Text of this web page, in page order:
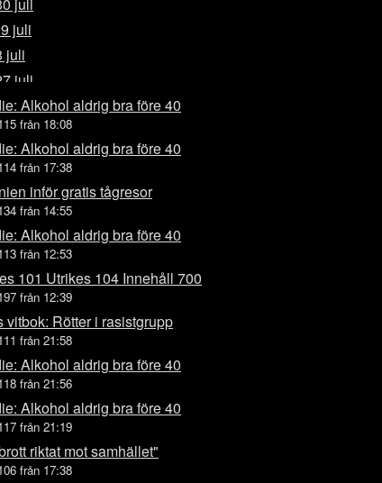
juli
juli
juli
juli
juli
juli
juli
juli
juli
juli
juli
juli
juli
juli
juli
juli
juli
juli
Alkohol aldrig bra före 40
från 18:08
Alkohol aldrig bra före 40
från 17:38
inför gratis tågresor
från 14:55
Alkohol aldrig bra före 40
från 12:53
101 Utrikes 104 Innehåll 700
från 12:39
vitbok: Rötter i rasistgrupp
från 21:58
Alkohol aldrig bra före 40
från 21:56
Alkohol aldrig bra före 40
från 21:19
riktat mot samhället"
från 17:38